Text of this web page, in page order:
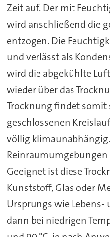
Zeit auf. Der mit
wird anschließend die
entzogen. Die
und verlässt als
wird die abgekühlte
wieder über das
Trocknung findet somit
geschlossenen
völlig
Geeignet ist diese
Kunststoff, Glas oder
Ursprungs wie
dann bei niedrigen